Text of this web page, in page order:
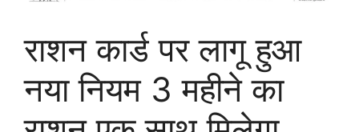
राशन कार्ड पर लागू हुआ
नया नियम 3 महीने का